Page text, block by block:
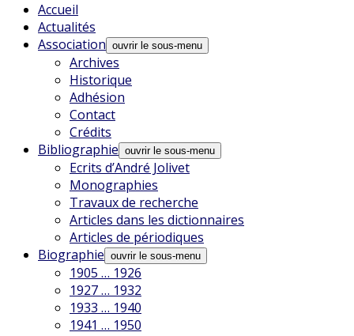
Accueil
Actualités
Association ouvrir le sous-menu
Archives
Historique
Adhésion
Contact
Crédits
Bibliographie ouvrir le sous-menu
Ecrits d’André Jolivet
Monographies
Travaux de recherche
Articles dans les dictionnaires
Articles de périodiques
Biographie ouvrir le sous-menu
1905 … 1926
1927 … 1932
1933 … 1940
1941 … 1950